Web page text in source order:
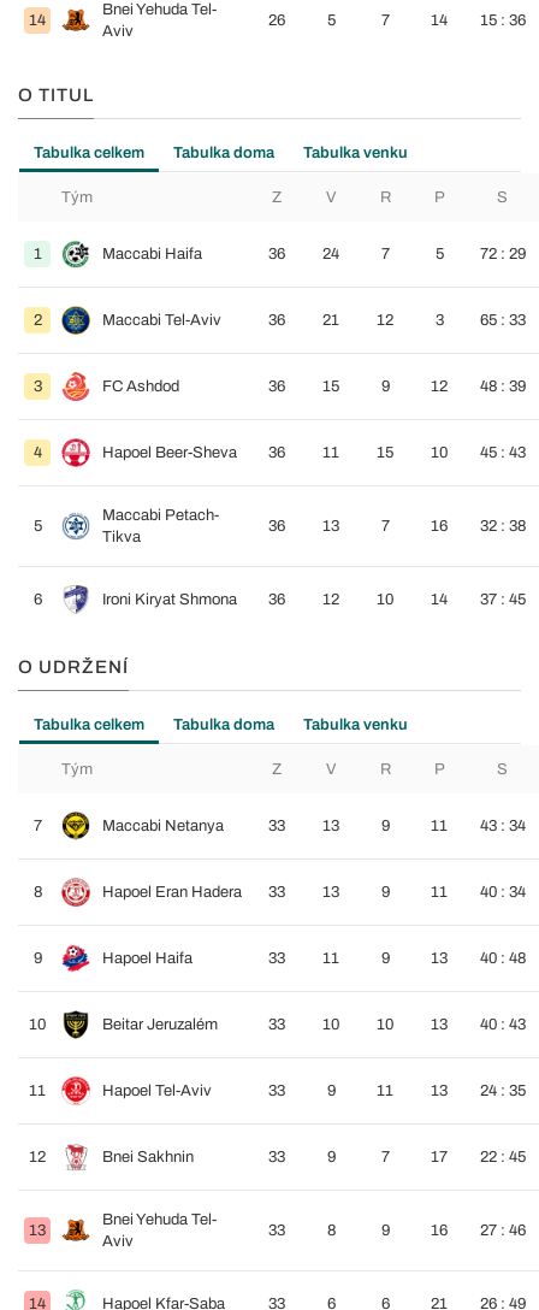
14
Bnei Yehuda Tel-
Aviv
26 5 7 14 15 : 36
O TITUL
Tabulka celkem Tabulka doma Tabulka venku
Tým Z V R P S
1 Maccabi Haifa 36 24 7 5 72 : 29
2 Maccabi Tel-Aviv 36 21 12 3 65 : 33
3 FC Ashdod 36 15 9 12 48 : 39
4 Hapoel Beer-Sheva 36 11 15 10 45 : 43
5
Maccabi Petach-
Tikva
36 13 7 16 32 : 38
6 Ironi Kiryat Shmona 36 12 10 14 37 : 45
O UDRŽENÍ
Tabulka celkem Tabulka doma Tabulka venku
Tým Z V R P S
7 Maccabi Netanya 33 13 9 11 43 : 34
8 Hapoel Eran Hadera 33 13 9 11 40 : 34
9 Hapoel Haifa 33 11 9 13 40 : 48
10 Beitar Jeruzalém 33 10 10 13 40 : 43
11 Hapoel Tel-Aviv 33 9 11 13 24 : 35
12 Bnei Sakhnin 33 9 7 17 22 : 45
13
Bnei Yehuda Tel-
Aviv
33 8 9 16 27 : 46
14 Hapoel Kfar-Saba 33 6 6 21 26 : 49